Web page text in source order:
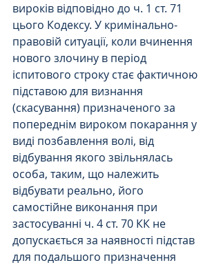
вироків відповідно до ч. 1 ст. 71
цього Кодексу. У кримінально-
правовій ситуації, коли вчинення
нового злочину в період
іспитового строку стає фактичною
підставою для визнання
(скасування) призначеного за
попереднім вироком покарання у
виді позбавлення волі, від
відбування якого звільнялась
особа, таким, що належить
відбувати реально, його
самостійне виконання при
застосуванні ч. 4 ст. 70 КК не
допускається за наявності підстав
для подальшого призначення